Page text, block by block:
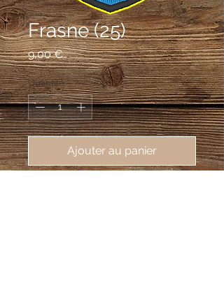
Frasne (25)
9,00 €Prix
Quantité *
Ajouter au panier